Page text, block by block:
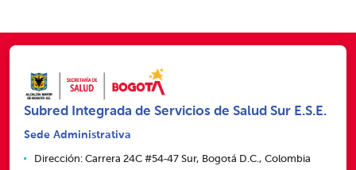
Subred Integrada de Servicios de Salud Sur E.S.E.
Sede Administrativa
Dirección: Carrera 24C #54‑47 Sur, Bogotá D.C., Colombia